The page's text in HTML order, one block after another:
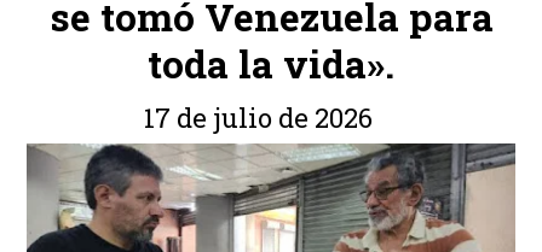
se tomó Venezuela para
toda la vida».
17 de julio de 2026